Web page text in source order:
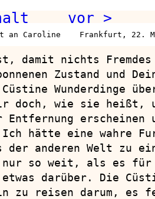
vor >
an Caroline    Frankfurt, 22.
damit nichts Fremdes
Zustand und
Wunderdinge über
doch, wie sie heißt,
erscheinen
Ich hätte eine wahre
anderen Welt zu
nur so weit, als es für
etwas darüber. Die
zu reisen darum, es